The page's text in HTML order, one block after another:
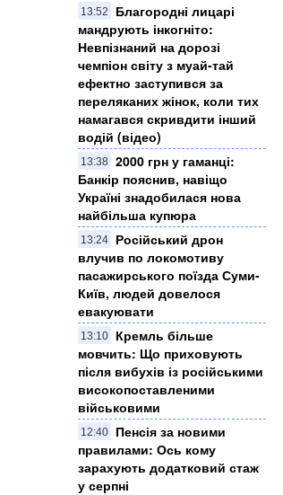
13:52
Благородні лицарі
мандрують інкогніто:
Невпізнаний на дорозі
чемпіон світу з муай-тай
ефектно заступився за
переляканих жінок, коли тих
намагався скривдити інший
водій (відео)
13:38 2000 грн у гаманці:
Банкір пояснив, навіщо
Україні знадобилася нова
найбільша купюра
13:24
Російський дрон
влучив по локомотиву
пасажирського поїзда Суми-
Київ, людей довелося
евакуювати
13:10
Кремль більше
мовчить: Що приховують
після вибухів із російськими
високопоставленими
військовими
12:40
Пенсія за новими
правилами: Ось кому
зарахують додатковий стаж
у серпні